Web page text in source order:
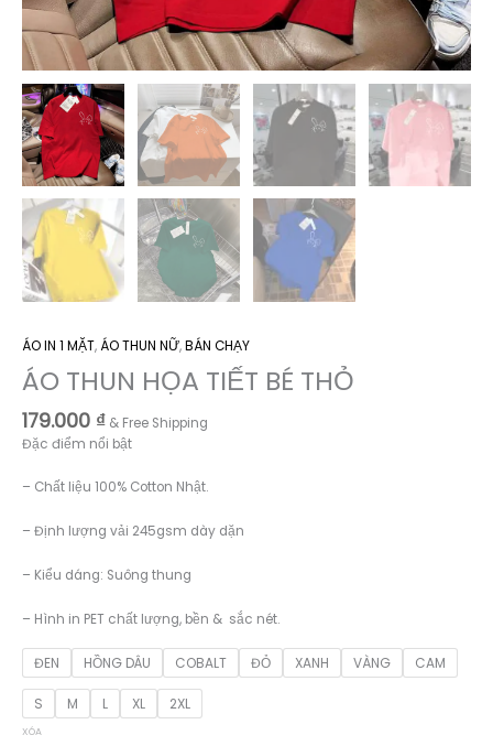
ÁO IN 1 MẶT, ÁO THUN NỮ,BÁN CHẠY
ÁO THUN HỌA TIẾT BÉ THỎ
179.000 ₫ & Free Shipping
Đặc điểm nổi bật
– Chất liệu 100% Cotton Nhật.
– Định lượng vải 245gsm dày dặn
– Kiểu dáng: Suông thung
– Hình in PET chất lượng, bền & sắc nét.
ĐEN HỒNG DÂU COBALT ĐỎ XANH VÀNG CAM
S M L XL 2XL
XÓA